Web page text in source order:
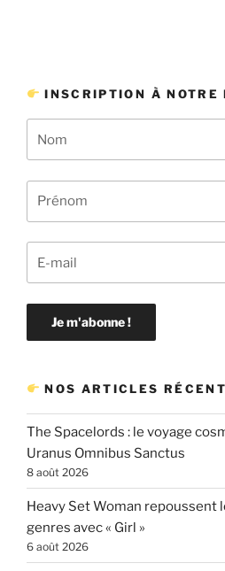
INSCRIPTION À NOTRE
NOS ARTICLES
The Spacelords : le voyage
Uranus Omnibus Sanctus
8 août 2026
Heavy Set Woman repoussent
genres avec « Girl »
6 août 2026